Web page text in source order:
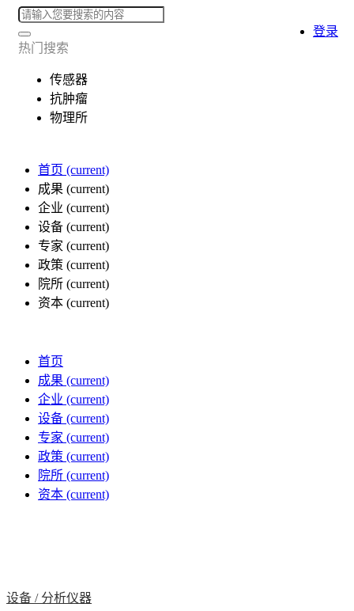
热门搜索
传感器
抗肿瘤
物理所
首页 (current)
成果 (current)
企业 (current)
设备 (current)
专家 (current)
政策 (current)
院所 (current)
资本 (current)
登录
首页
成果 (current)
企业 (current)
设备 (current)
专家 (current)
政策 (current)
院所 (current)
资本 (current)
设备 / 分析仪器